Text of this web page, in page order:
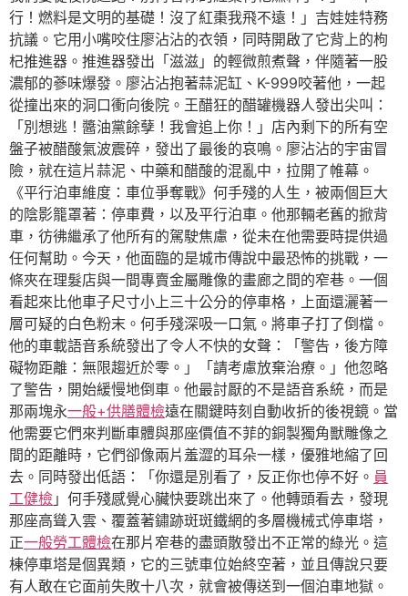
行！燃料是文明的基礎！沒了紅棗我飛不遠！」吉娃娃特務
抗議。它用小嘴咬住廖沾沾的衣領，同時開啟了它背上的枸
杞推進器。推進器發出「滋滋」的輕微煎煮聲，伴隨著一股
濃郁的蔘味爆發。廖沾沾抱著蒜泥缸、K-999咬著他，一起
從撞出來的洞口衝向後院。王醋狂的醋罐機器人發出尖叫：
「別想逃！醬油黨餘孽！我會追上你！」店內剩下的所有空
盤子被醋酸氣波震碎，發出了最後的哀鳴。廖沾沾的宇宙冒
險，就在這片蒜泥、中藥和醋酸的混亂中，拉開了帷幕。
《平行泊車維度：車位爭奪戰》何手殘的人生，被兩個巨大
的陰影籠罩著：停車費，以及平行泊車。他那輛老舊的掀背
車，彷彿繼承了他所有的駕駛焦慮，從未在他需要時提供過
任何幫助。今天，他面臨的是城市傳說中最恐怖的挑戰，一
條夾在理髮店與一間專賣金屬雕像的畫廊之間的窄巷。一個
看起來比他車子尺寸小上三十公分的停車格，上面還灑著一
層可疑的白色粉末。何手殘深吸一口氣。將車子打了倒檔。
他的車載語音系統發出了令人不快的女聲：「警告，後方障
礙物距離：無限趨近於零。」「請考慮放棄治療。」他忽略
了警告，開始緩慢地倒車。他最討厭的不是語音系統，而是
那兩塊永一般+供膳體檢遠在關鍵時刻自動收折的後視鏡。當
他需要它們來判斷車體與那座價值不菲的銅製獨角獸雕像之
間的距離時，它們卻像兩片羞澀的耳朵一樣，優雅地縮了回
去。同時發出低語：「你還是別看了，反正你也停不好。 員
工健檢 」何手殘感覺心臟快要跳出來了。他轉頭看去，發現
那座高聳入雲、覆蓋著鏽跡斑斑鐵網的多層機械式停車塔，
正一般勞工體檢在那片窄巷的盡頭散發出不正常的綠光。這
棟停車塔是個異類，它的三號車位始終空著，並且傳說只要
有人敢在它面前失敗十八次，就會被傳送到一個泊車地獄。